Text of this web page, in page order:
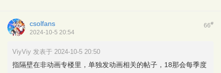
66#
csolfans
2024-10-5 20:54
ViyViy 发表于 2024-10-5 20:50
指隔壁在非动画专楼里，单独发动画相关的帖子，18那会每季度